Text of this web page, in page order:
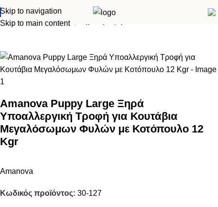
Skip to navigation
Skip to main content
Αρχική σελίδα Σκύλος
Amanova Puppy Large Ξηρά
Υποαλλεργική Τροφή για Κουτάβια
Μεγαλόσωμων Φυλών με Κοτόπουλο 12
Kgr
Amanova
Κωδικός προϊόντος: 30-127